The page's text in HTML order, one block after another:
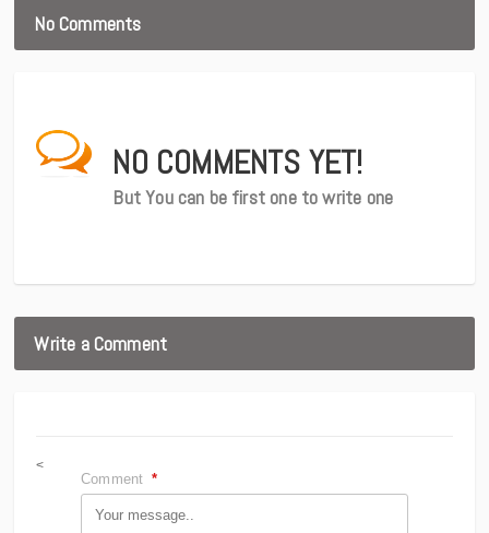
No Comments
NO COMMENTS YET!
But You can be first one to write one
Write a Comment
<
Comment *